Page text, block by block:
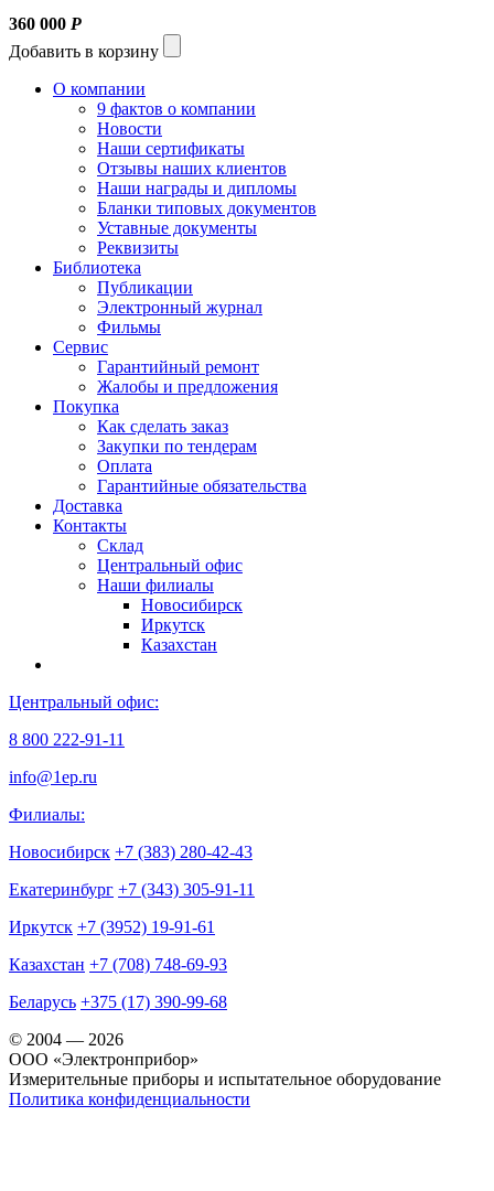
360 000 Р
Добавить в корзину
О компании
9 фактов о компании
Новости
Наши сертификаты
Отзывы наших клиентов
Наши награды и дипломы
Бланки типовых документов
Уставные документы
Реквизиты
Библиотека
Публикации
Электронный журнал
Фильмы
Сервис
Гарантийный ремонт
Жалобы и предложения
Покупка
Как сделать заказ
Закупки по тендерам
Оплата
Гарантийные обязательства
Доставка
Контакты
Склад
Центральный офис
Наши филиалы
Новосибирск
Иркутск
Казахстан
Центральный офис:
8 800 222-91-11
info@1ep.ru
Филиалы:
Новосибирск +7 (383) 280-42-43
Екатеринбург +7 (343) 305-91-11
Иркутск +7 (3952) 19-91-61
Казахстан +7 (708) 748-69-93
Беларусь +375 (17) 390-99-68
© 2004 — 2026
OOO «Электронприбор»
Измерительные приборы и испытательное оборудование
Политика конфиденциальности